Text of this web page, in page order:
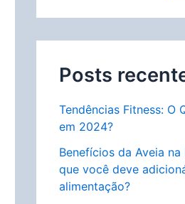
u
s
r
Posts
Tendências Fitness: O
em 2024?
Benefícios da Aveia na
que você deve
alimentação?